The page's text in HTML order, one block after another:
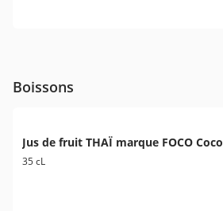
Boissons
Jus de fruit THAÏ marque FOCO Coco
35 cL